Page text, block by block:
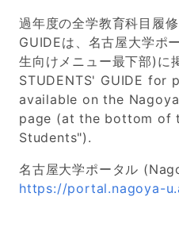
過年度の全学教育科目履
GUIDEは、名古屋大学ポ
生向けメニュー最下部)に
STUDENTS' GUIDE for
available on the
page (at the bottom of
Students").
名古屋大学ポータル
https://portal.nagoya-